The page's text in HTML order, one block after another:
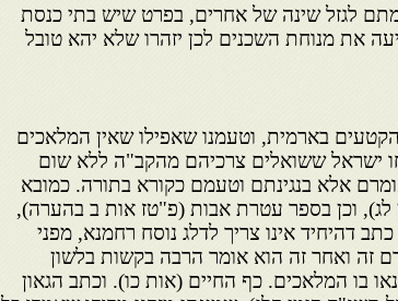
לגזל שינה של אחרים, בפרט שיש בתי כנסת
את מנוחת השכנים לכן יזהרו שלא יהא טובל
בארמית, וטעמנו שאפילו שאין המלאכים
ישראל ששואלים צרכיהם מהקב"ה ללא שום
אלא בנגינתם וטעמם כקורא בתורה. כמובא
לג), וכן בספר עטרת אבות (פ"טז אות ב בהערה),
דהיחיד אינו צריך לדלג נוסח רחמנא, מפני
זה ואחר זה הוא אומר הרבה בקשות בלשון
בו המלאכים. כף החיים (אות כו). וכתב הגאון